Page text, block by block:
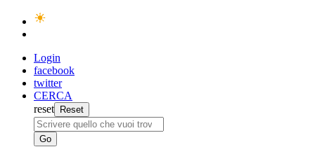
Login
facebook
twitter
CERCA
reset